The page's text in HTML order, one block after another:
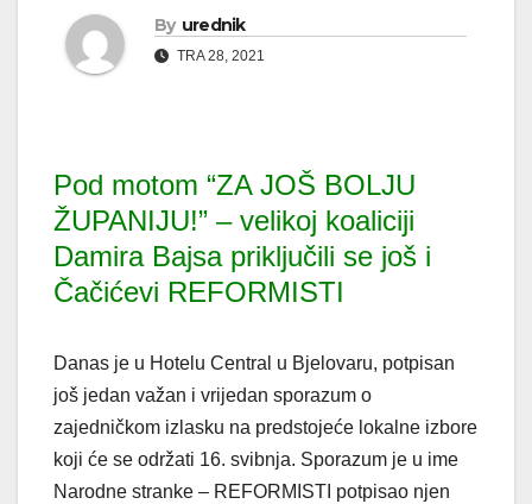
By urednik
TRA 28, 2021
Pod motom “ZA JOŠ BOLJU
ŽUPANIJU!” – velikoj koaliciji
Damira Bajsa priključili se još i
Čačićevi REFORMISTI
Danas je u Hotelu Central u Bjelovaru, potpisan
još jedan važan i vrijedan sporazum o
zajedničkom izlasku na predstojeće lokalne izbore
koji će se održati 16. svibnja. Sporazum je u ime
Narodne stranke – REFORMISTI potpisao njen